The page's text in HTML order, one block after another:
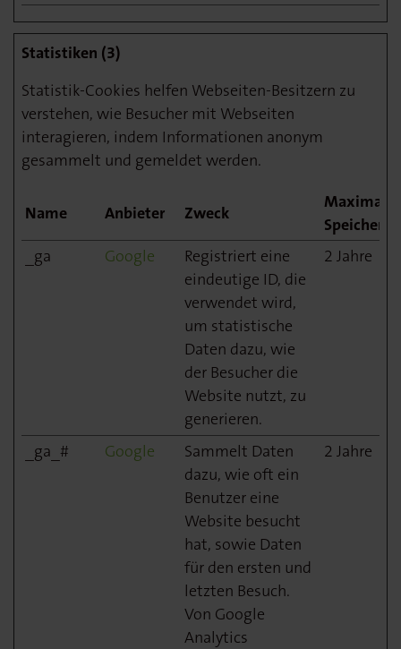
Statistiken (3)
Statistik-Cookies helfen Webseiten-Besitzern zu
verstehen, wie Besucher mit Webseiten
interagieren, indem Informationen anonym
gesammelt und gemeldet werden.
Name Anbieter Zweck
Maximale
_ga
Google
Registriert eine
eindeutige ID, die
verwendet wird,
um statistische
Daten dazu, wie
der Besucher die
Website nutzt, zu
generieren.
2 Jahre
_ga_# Google
Sammelt Daten
dazu, wie oft ein
Benutzer eine
Website besucht
hat, sowie Daten
für den ersten und
letzten Besuch.
Von Google
Analytics
2 Jahre